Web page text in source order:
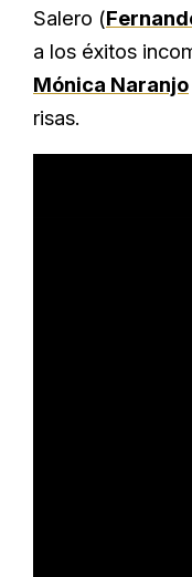
Salero (
a los éxitos
Mónica Naranjo
risas.